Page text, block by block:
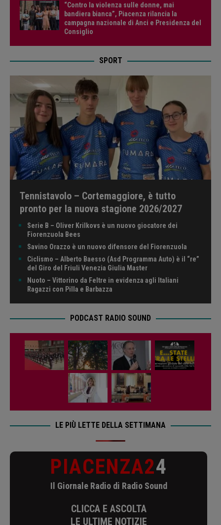
“Contro la violenza sulle donne, mai
bandiera bianca”, Piacenza rilancia la
campagna nazionale di Anci e Presidenza del
Consiglio
SPORT
Tennistavolo – Cortemaggiore, è tutto
pronto per la nuova stagione 2026/2027
Serie B – Oliver Krilkovs è un nuovo giocatore dei
Fiorenzuola Bees
Savino Orazzo è un nuovo difensore del Fiorenzuola
Ciclismo – Alberto Baesso (Asd Programma Auto) è il “re”
del Giro del Friuli Venezia Giulia Master
Nuoto – Vittorino da Feltre in evidenza agli Italiani
Ragazzi con Pilla e Barbazza
PODCAST RADIO SOUND
LE PIÙ LETTE DELLA SETTIMANA
PIACENZA24
Il Giornale Radio di Radio Sound
CLICCA E ASCOLTA
LE ULTIME NOTIZIE